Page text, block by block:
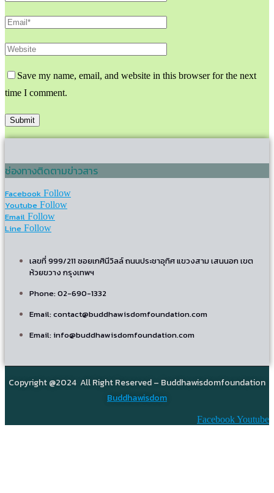
Save my name, email, and website in this browser for the next
time I comment.
ช่องทางติดตามข่าวสาร
Facebook Follow
Youtube Follow
Email Follow
Line Follow
เลขที่ 999/211 ซอยเกศินีวิลล์ ถนนประชาอุทิศ แขวงสาม เสนนอก เขต
ห้วยขวาง กรุงเทพฯ
Phone: 02-690-1332
Email: contact@buddhawisdomfoundation.com
Email: info@buddhawisdomfoundation.com
Copyright @2024 All Right Reserved – Buddhawisdomfoundation
Buddhawisdom
FacebookYoutube